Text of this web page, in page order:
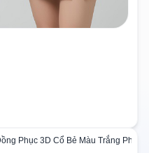
Phục 3D Cổ Bẻ Màu Trắng Phối